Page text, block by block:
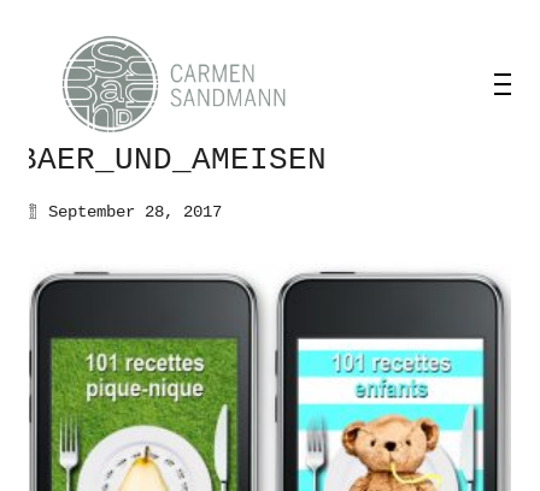
BAER_UND_AMEISEN
September 28, 2017